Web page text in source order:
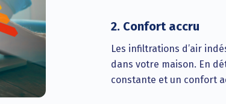
2. Confort accru
Les infiltrations d’air
dans votre maison. En
constante et un confort